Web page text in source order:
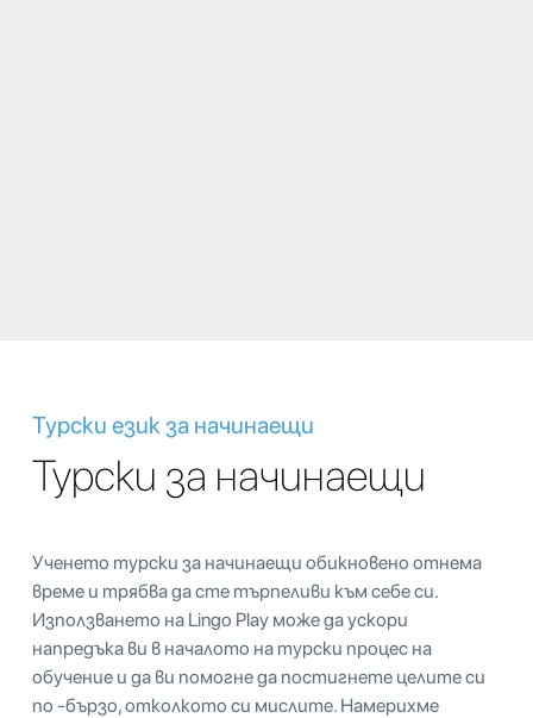
Турски език за начинаещи
Турски за начинаещи
Ученето турски за начинаещи обикновено отнема
време и трябва да сте търпеливи към себе си.
Използването на Lingo Play може да ускори
напредъка ви в началото на турски процес на
обучение и да ви помогне да постигнете целите си
по -бързо, отколкото си мислите. Намерихме